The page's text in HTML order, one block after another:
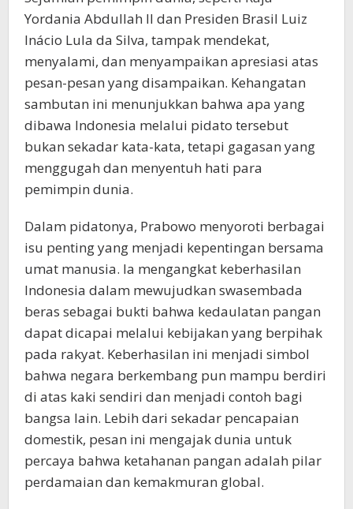
Yordania Abdullah II dan Presiden Brasil Luiz
Inácio Lula da Silva, tampak mendekat,
menyalami, dan menyampaikan apresiasi atas
pesan-pesan yang disampaikan. Kehangatan
sambutan ini menunjukkan bahwa apa yang
dibawa Indonesia melalui pidato tersebut
bukan sekadar kata-kata, tetapi gagasan yang
menggugah dan menyentuh hati para
pemimpin dunia.
Dalam pidatonya, Prabowo menyoroti berbagai
isu penting yang menjadi kepentingan bersama
umat manusia. Ia mengangkat keberhasilan
Indonesia dalam mewujudkan swasembada
beras sebagai bukti bahwa kedaulatan pangan
dapat dicapai melalui kebijakan yang berpihak
pada rakyat. Keberhasilan ini menjadi simbol
bahwa negara berkembang pun mampu berdiri
di atas kaki sendiri dan menjadi contoh bagi
bangsa lain. Lebih dari sekadar pencapaian
domestik, pesan ini mengajak dunia untuk
percaya bahwa ketahanan pangan adalah pilar
perdamaian dan kemakmuran global.